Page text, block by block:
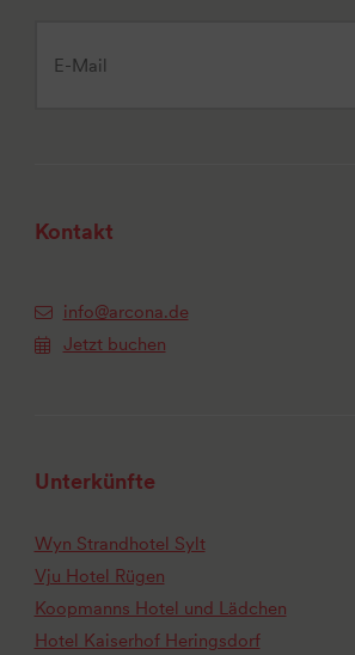
Kontakt
info@arcona.de
Jetzt buchen
Unterkünfte
Wyn Strandhotel Sylt
Vju Hotel Rügen
Koopmanns Hotel und Lädchen
Hotel Kaiserhof Heringsdorf